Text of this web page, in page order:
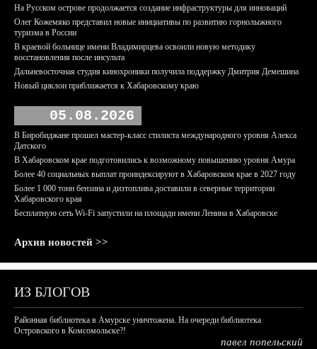
На Русском острове продолжается создание инфраструктуры для инноваций
Олег Кожемяко представил новые инициативы по развитию горнолыжного
туризма в России
В краевой больнице имени Владимирцева освоили новую методику
восстановления после инсульта
Дальневосточная студия кинохроники получила поддержку Дмитрия Демешина
Новый циклон приближается к Хабаровскому краю
05.08.2026
В Биробиджане прошел мастер-класс стилиста международного уровня Алекса
Датского
В Хабаровском крае подготовились к возможному повышению уровня Амура
Более 40 социальных выплат проиндексируют в Хабаровском крае в 2027 году
Более 1 000 тонн бензина и дизтоплива доставили в северные территории
Хабаровского края
Бесплатную сеть Wi-Fi запустили на площади имени Ленина в Хабаровске
Архив новостей >>
ИЗ БЛОГОВ
Районная библиотека в Амурске уничтожена. На очереди библиотека
Островского в Комсомольске?!
павел попельский